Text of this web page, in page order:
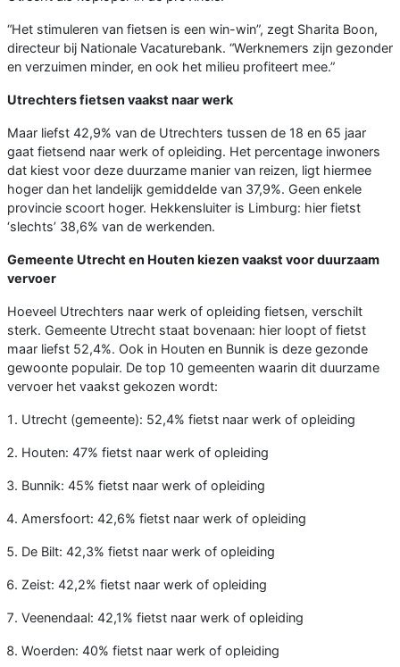
“Het stimuleren van fietsen is een win-win”, zegt Sharita Boon,
directeur bij Nationale Vacaturebank. “Werknemers zijn gezonder
en verzuimen minder, en ook het milieu profiteert mee.”
Utrechters fietsen vaakst naar werk
Maar liefst 42,9% van de Utrechters tussen de 18 en 65 jaar
gaat fietsend naar werk of opleiding. Het percentage inwoners
dat kiest voor deze duurzame manier van reizen, ligt hiermee
hoger dan het landelijk gemiddelde van 37,9%. Geen enkele
provincie scoort hoger. Hekkensluiter is Limburg: hier fietst
‘slechts’ 38,6% van de werkenden.
Gemeente Utrecht en Houten kiezen vaakst voor duurzaam
vervoer
Hoeveel Utrechters naar werk of opleiding fietsen, verschilt
sterk. Gemeente Utrecht staat bovenaan: hier loopt of fietst
maar liefst 52,4%. Ook in Houten en Bunnik is deze gezonde
gewoonte populair. De top 10 gemeenten waarin dit duurzame
vervoer het vaakst gekozen wordt:
Utrecht (gemeente): 52,4% fietst naar werk of opleiding
Houten: 47% fietst naar werk of opleiding
Bunnik: 45% fietst naar werk of opleiding
Amersfoort: 42,6% fietst naar werk of opleiding
De Bilt: 42,3% fietst naar werk of opleiding
Zeist: 42,2% fietst naar werk of opleiding
Veenendaal: 42,1% fietst naar werk of opleiding
Woerden: 40% fietst naar werk of opleiding